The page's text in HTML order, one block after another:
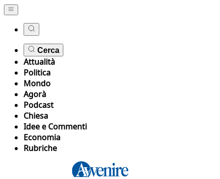
Cerca
Attualità
Politica
Mondo
Agorà
Podcast
Chiesa
Idee e Commenti
Economia
Rubriche